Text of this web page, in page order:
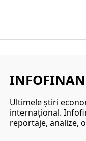
Ultimele ştiri
internaţional.
reportaje, analize,